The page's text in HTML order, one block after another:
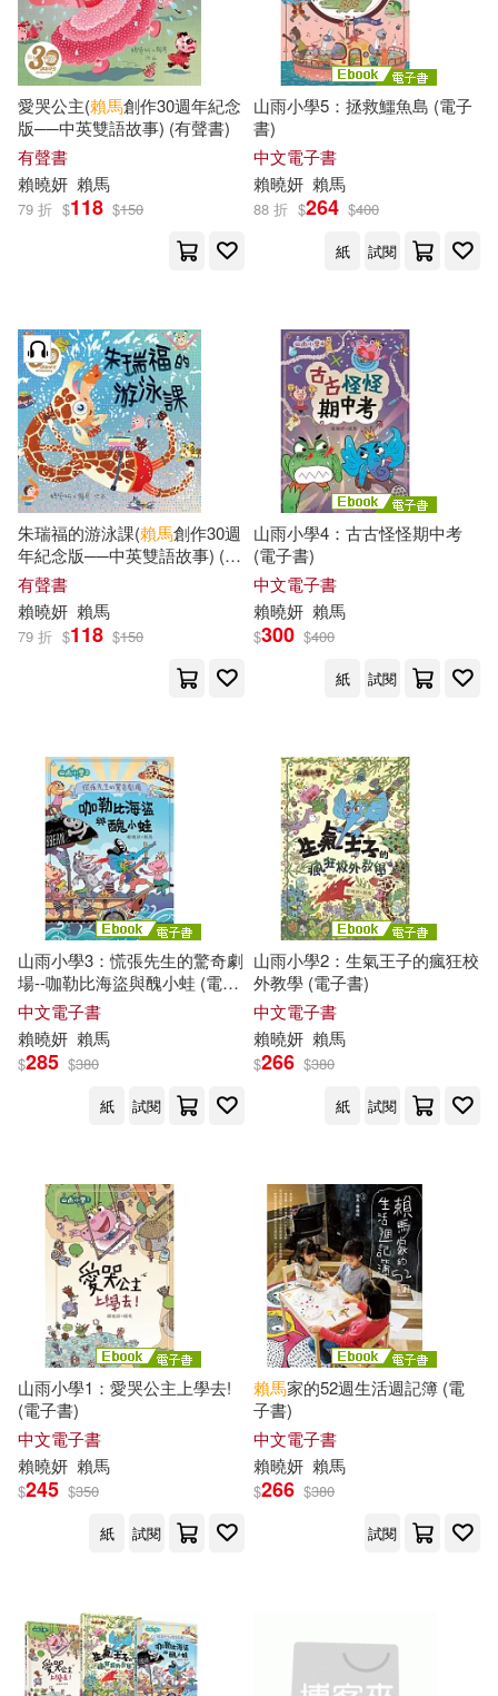
愛哭公主(賴馬創作30週年紀念
版──中英雙語故事) (有聲書)
有聲書
賴曉妍 賴馬
79 折 $118 $150
山雨小學5：拯救鱷魚島 (電子
書)
中文電子書
賴曉妍 賴馬
88 折 $264 $400
紙
試閱
朱瑞福的游泳課(賴馬創作30週
年紀念版──中英雙語故事) (有
聲書)
有聲書
賴曉妍 賴馬
79 折 $118 $150
山雨小學4：古古怪怪期中考
(電子書)
中文電子書
賴曉妍 賴馬
$300 $400
紙
試閱
山雨小學3：慌張先生的驚奇劇
場--咖勒比海盜與醜小蛙 (電子
書)
中文電子書
賴曉妍 賴馬
$285 $380
紙
試閱
山雨小學2：生氣王子的瘋狂校
外教學 (電子書)
中文電子書
賴曉妍 賴馬
$266 $380
紙
試閱
山雨小學1：愛哭公主上學去!
(電子書)
中文電子書
賴曉妍 賴馬
$245 $350
紙
試閱
賴馬家的52週生活週記簿 (電
子書)
中文電子書
賴曉妍 賴馬
$266 $380
試閱